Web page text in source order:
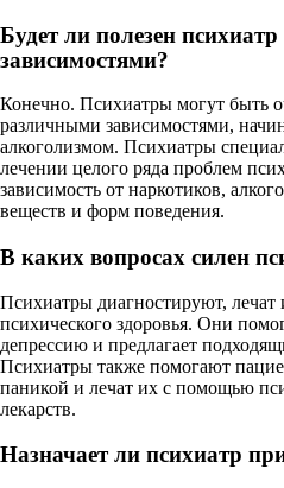
Будет ли полезен
зависимостями?
Конечно. Психиатры могут быть
различными зависимостями,
алкоголизмом. Психиатры
лечении целого ряда проблем
зависимость от наркотиков,
веществ и форм поведения.
В каких вопросах силен
Психиатры диагностируют,
психического здоровья. Они
депрессию и предлагает
Психиатры также помогают
паникой и лечат их с помощью
лекарств.
Назначает ли психиатр